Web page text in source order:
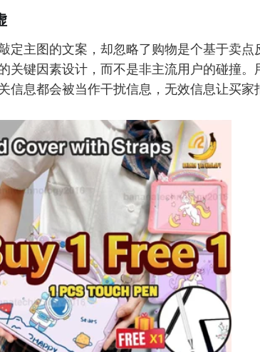
定主图的文案，却忽略了购物是个基于卖点
关键因素设计，而不是非主流用户的碰撞。
信息都会被当作干扰信息，无效信息让买家